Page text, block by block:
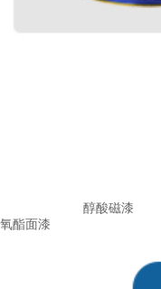
醇酸磁漆 环
氧酯面漆